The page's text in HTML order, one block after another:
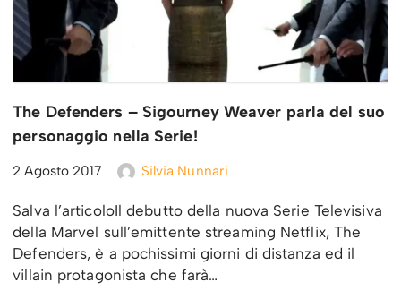
The Defenders – Sigourney Weaver parla del suo
personaggio nella Serie!
2 Agosto 2017 Silvia Nunnari
Salva l’articoloIl debutto della nuova Serie Televisiva
della Marvel sull’emittente streaming Netflix, The
Defenders, è a pochissimi giorni di distanza ed il
villain protagonista che farà…